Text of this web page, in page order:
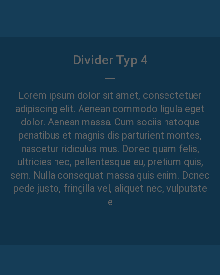
Divider Typ 4
Lorem ipsum dolor sit amet, consectetuer
adipiscing elit. Aenean commodo ligula eget
dolor. Aenean massa. Cum sociis natoque
penatibus et magnis dis parturient montes,
nascetur ridiculus mus. Donec quam felis,
ultricies nec, pellentesque eu, pretium quis,
sem. Nulla consequat massa quis enim. Donec
pede justo, fringilla vel, aliquet nec, vulputate
e